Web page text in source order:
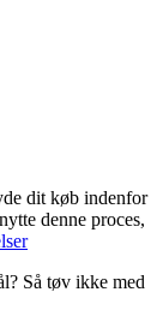
dit køb indenfor
denne proces,
Så tøv ikke med